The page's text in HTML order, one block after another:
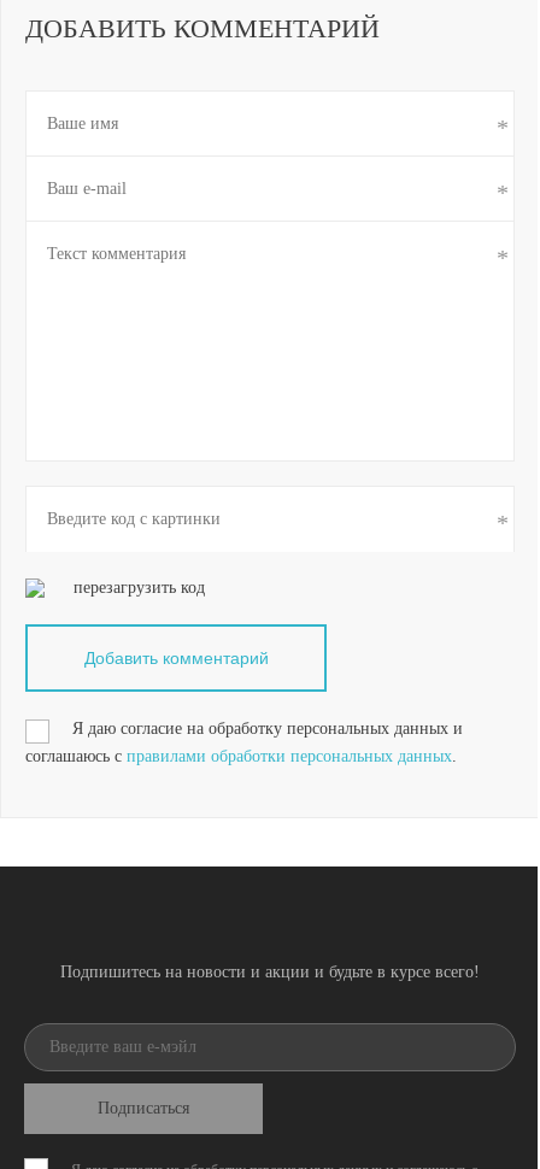
ДОБАВИТЬ КОММЕНТАРИЙ
перезагрузить код
Я даю согласие на обработку персональных данных и
соглашаюсь с правилами обработки персональных данных
Подпишитесь на новости и акции и будьте в курсе всего!
Подписаться